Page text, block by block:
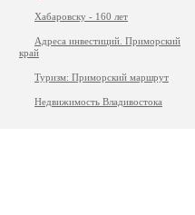
Хабаровску - 160 лет
Адреса инвестиций. Приморский
край
Туризм: Приморский маршрут
Недвижимость Владивостока